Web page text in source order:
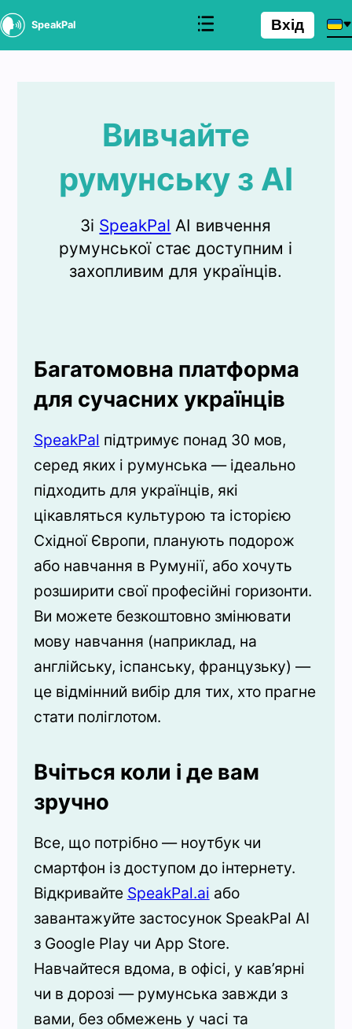
SpeakPal Вхід
Вивчайте
румунську з AI
Зі SpeakPal AI вивчення
румунської стає доступним і
захопливим для українців.
Багатомовна платформа
для сучасних українців
SpeakPal підтримує понад 30 мов,
серед яких і румунська — ідеально
підходить для українців, які
цікавляться культурою та історією
Східної Європи, планують подорож
або навчання в Румунії, або хочуть
розширити свої професійні горизонти.
Ви можете безкоштовно змінювати
мову навчання (наприклад, на
англійську, іспанську, французьку) —
це відмінний вибір для тих, хто прагне
стати поліглотом.
Вчіться коли і де вам
зручно
Все, що потрібно — ноутбук чи
смартфон із доступом до інтернету.
Відкривайте SpeakPal.ai або
завантажуйте застосунок SpeakPal AI
з Google Play чи App Store.
Навчайтеся вдома, в офісі, у кав’ярні
чи в дорозі — румунська завжди з
вами, без обмежень у часі та